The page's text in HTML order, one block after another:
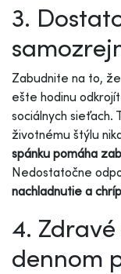
3.
Zabudnite na to,
ešte hodinu
sociálnych sieťach.
životnému štýlu
spánku pomáha
Nedostatočne
nachladnutie a
4.
dennom